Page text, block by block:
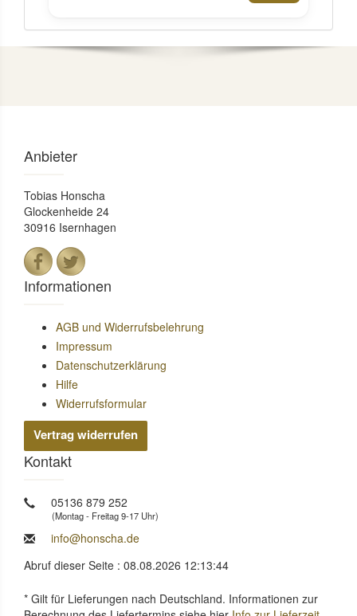
Anbieter
Tobias Honscha
Glockenheide 24
30916 Isernhagen
Informationen
AGB und Widerrufsbelehrung
Impressum
Datenschutzerklärung
Hilfe
Widerrufsformular
Vertrag widerrufen
Kontakt
05136 879 252
(Montag - Freitag 9-17 Uhr)
info@honscha.de
Abruf dieser Seite : 08.08.2026 12:13:44
* Gilt für Lieferungen nach Deutschland. Informationen zur